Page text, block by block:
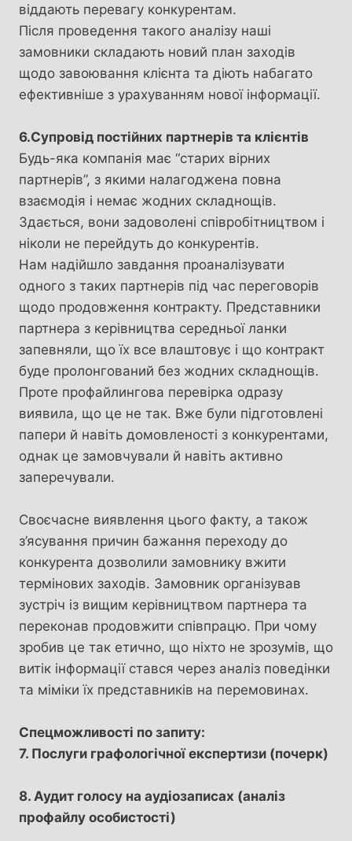
віддають перевагу конкурентам.
Після проведення такого аналізу наші
замовники складають новий план заходів
щодо завоювання клієнта та діють набагато
ефективніше з урахуванням нової інформації.
6.Супровід постійних партнерів та клієнтів
Будь-яка компанія має “старих вірних
партнерів”, з якими налагоджена повна
взаємодія і немає жодних складнощів.
Здається, вони задоволені співробітництвом і
ніколи не перейдуть до конкурентів.
Нам надійшло завдання проаналізувати
одного з таких партнерів під час переговорів
щодо продовження контракту. Представники
партнера з керівництва середньої ланки
запевняли, що їх все влаштовує і що контракт
буде пролонгований без жодних складнощів.
Проте профайлингова перевірка одразу
виявила, що це не так. Вже були підготовлені
папери й навіть домовленості з конкурентами,
однак це замовчували й навіть активно
заперечували.
Своєчасне виявлення цього факту, а також
з’ясування причин бажання переходу до
конкурента дозволили замовнику вжити
термінових заходів. Замовник організував
зустріч із вищим керівництвом партнера та
переконав продовжити співпрацю. При чому
зробив це так етично, що ніхто не зрозумів, що
витік інформації стався через аналіз поведінки
та міміки їх представників на перемовинах.
Спецможливості по запиту:
7. Послуги графологічної експертизи (почерк)
8. Аудит голосу на аудіозаписах (аналіз
профайлу особистості)